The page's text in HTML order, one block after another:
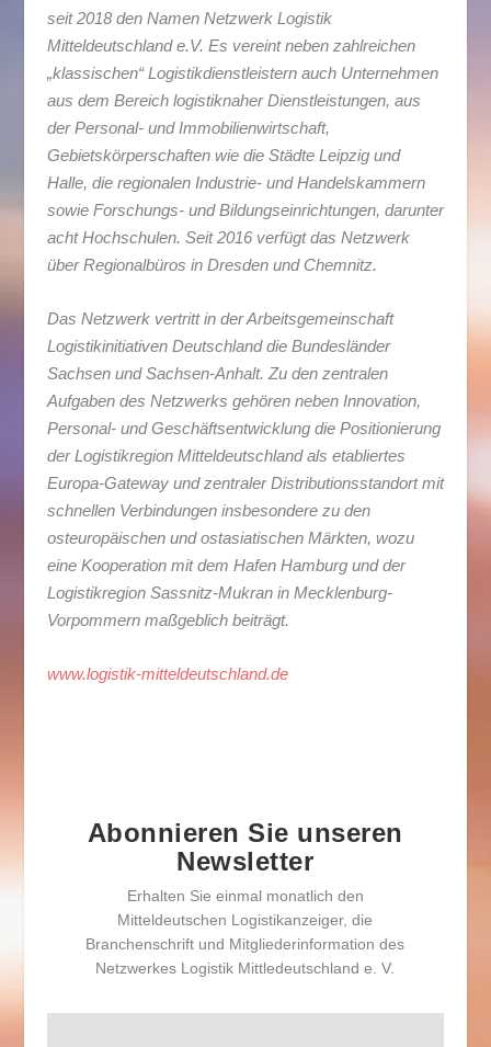
seit 2018 den Namen Netzwerk Logistik
Mitteldeutschland e.V. Es vereint neben zahlreichen
„klassischen“ Logistikdienstleistern auch Unternehmen
aus dem Bereich logistiknaher Dienstleistungen, aus
der Personal- und Immobilienwirtschaft,
Gebietskörperschaften wie die Städte Leipzig und
Halle, die regionalen Industrie- und Handelskammern
sowie Forschungs- und Bildungseinrichtungen, darunter
acht Hochschulen. Seit 2016 verfügt das Netzwerk
über Regionalbüros in Dresden und Chemnitz.
Das Netzwerk vertritt in der Arbeitsgemeinschaft
Logistikinitiativen Deutschland die Bundesländer
Sachsen und Sachsen-Anhalt. Zu den zentralen
Aufgaben des Netzwerks gehören neben Innovation,
Personal- und Geschäftsentwicklung die Positionierung
der Logistikregion Mitteldeutschland als etabliertes
Europa-Gateway und zentraler Distributionsstandort mit
schnellen Verbindungen insbesondere zu den
osteuropäischen und ostasiatischen Märkten, wozu
eine Kooperation mit dem Hafen Hamburg und der
Logistikregion Sassnitz-Mukran in Mecklenburg-
Vorpommern maßgeblich beiträgt.
www.logistik-mitteldeutschland.de
Abonnieren Sie unseren
Newsletter
Erhalten Sie einmal monatlich den
Mitteldeutschen Logistikanzeiger, die
Branchenschrift und Mitgliederinformation des
Netzwerkes Logistik Mittledeutschland e. V.